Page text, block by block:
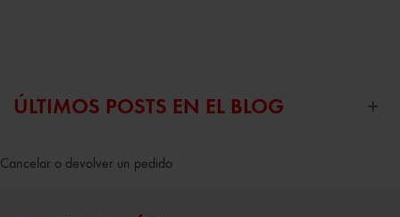
ÚLTIMOS POSTS EN EL BLOG
Cancelar o devolver un pedido